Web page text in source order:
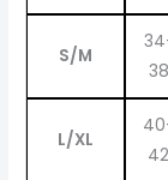
S/M
38
L/XL
42